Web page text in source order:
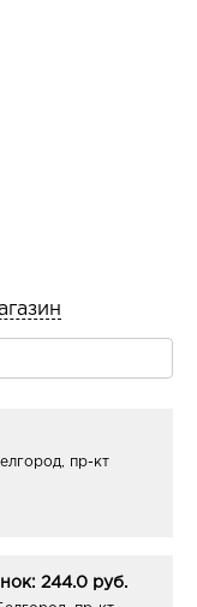
пр-кт
244.0 руб.